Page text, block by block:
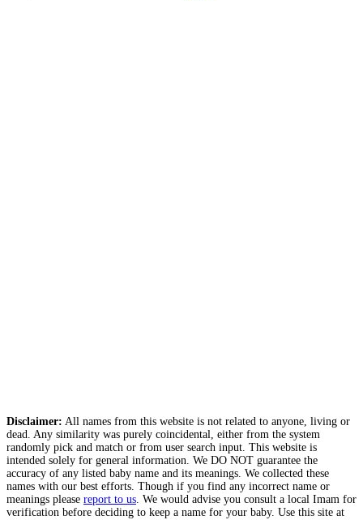
Disclaimer: All names from this website is not related to anyone, living or
dead. Any similarity was purely coincidental, either from the system
randomly pick and match or from user search input. This website is
intended solely for general information. We DO NOT guarantee the
accuracy of any listed baby name and its meanings. We collected these
names with our best efforts. Though if you find any incorrect name or
meanings please report to us . We would advise you consult a local Imam for
verification before deciding to keep a name for your baby. Use this site at